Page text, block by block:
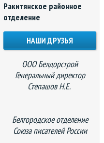
Ракитянское районное
отделение
НАШИ ДРУЗЬЯ
ООО Белдорстрой
Генеральный директор
Степашов Н.Е.
Белгородское отделение
Союза писателей России